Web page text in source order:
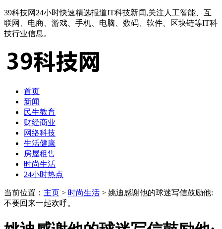
39科技网24小时快速精选报道IT科技新闻,关注人工智能、互
联网、电商、游戏、手机、电脑、数码、软件、区块链等IT科
技行业信息。
首页
新闻
民生教育
财经商业
网络科技
生活健康
房屋租售
时尚生活
24小时热点
当前位置： 主页 > 时尚生活 > 姚迪感谢他的球迷写信鼓励他:
不要回来一起欢呼。